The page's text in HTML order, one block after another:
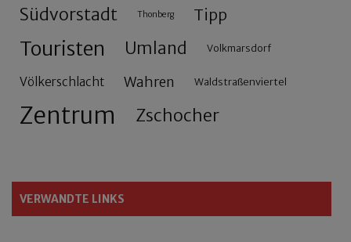
Südvorstadt Thonberg Tipp
Touristen Umland Volkmarsdorf
Völkerschlacht Wahren Waldstraßenviertel
Zentrum Zschocher
VERWANDTE LINKS